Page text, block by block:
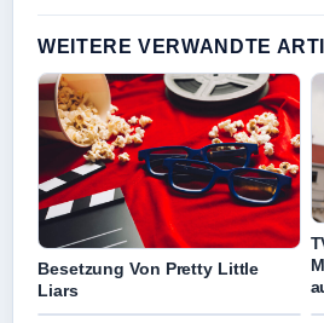
WEITERE VERWANDTE
Besetzung Von Pretty Little
Liars